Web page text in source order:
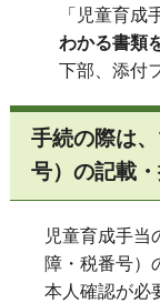
「児童育成
わかる書類
下部、添付
手続の際は
号）の記載
児童育成手当
障・税番号）
本人確認が必